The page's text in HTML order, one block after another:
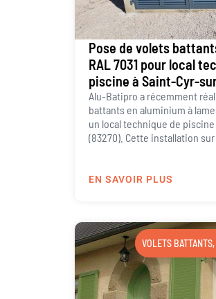
Pose de volets
RAL 7031 pour local
piscine à Saint-Cyr-
Alu-Batipro a récemment
battants en aluminium à
un local technique de
(83270). Cette installation sur
EN SAVOIR PLUS
VOLETS BATTANTS,